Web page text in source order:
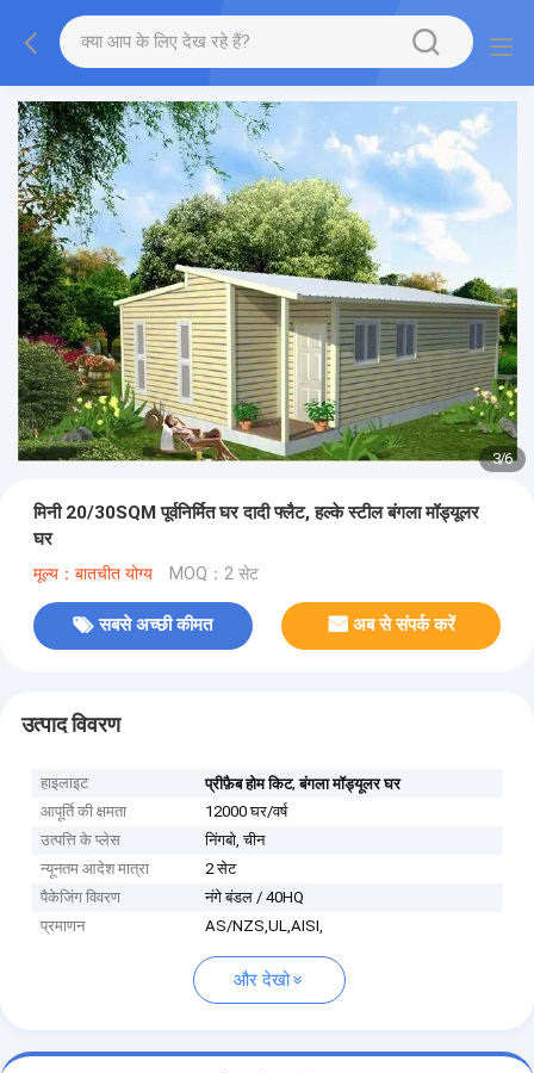
3/6
मिनी 20/30SQM पूर्वनिर्मित घर दादी फ्लैट, हल्के स्टील बंगला मॉड्यूलर
घर
मूल्य：बातचीत योग्य MOQ：2 सेट
सबसे अच्छी कीमत अब से संपर्क करें
उत्पाद विवरण
हाइलाइट प्रीफ़ैब होम किट,बंगला मॉड्यूलर घर
आपूर्ति की क्षमता
12000 घर/वर्ष
उत्पत्ति के प्लेस
निंगबो, चीन
न्यूनतम आदेश मात्रा
2 सेट
पैकेजिंग विवरण
नंगे बंडल / 40HQ
प्रमाणन
AS/NZS,UL,AISI,
और देखो